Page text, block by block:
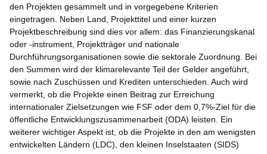
den Projekten gesammelt und in vorgegebene Kriterien
eingetragen. Neben Land, Projekttitel und einer kurzen
Projektbeschreibung sind dies vor allem: das Finanzierungskanal
oder -instrument, Projektträger und nationale
Durchführungsorganisationen sowie die sektorale Zuordnung. Bei
den Summen wird der klimarelevante Teil der Gelder angeführt,
sowie nach Zuschüssen und Krediten unterschieden. Auch wird
vermerkt, ob die Projekte einen Beitrag zur Erreichung
internationaler Zielsetzungen wie FSF oder dem 0,7%-Ziel für die
öffentliche Entwicklungszusammenarbeit (ODA) leisten. Ein
weiterer wichtiger Aspekt ist, ob die Projekte in den am wenigsten
entwickelten Ländern (LDC), den kleinen Inselstaaten (SIDS)